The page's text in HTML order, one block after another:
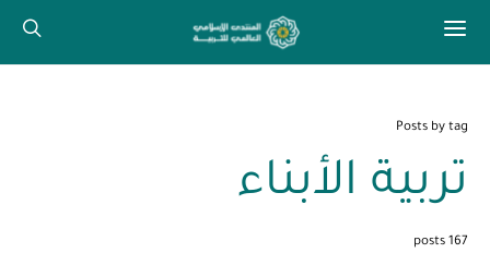
Posts by tag
تربية الأبناء
167 posts